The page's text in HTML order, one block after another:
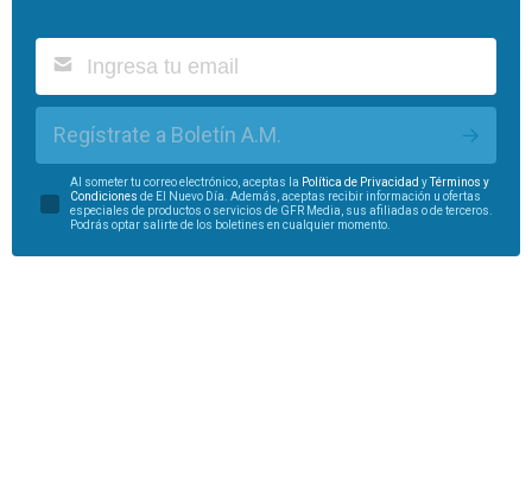
Regístrate a Boletín A.M.
Al someter tu correo electrónico, aceptas la Política de Privacidad yTérminos y
Condiciones de El Nuevo Día. Además, aceptas recibir información u ofertas
especiales de productos o servicios de GFR Media, sus afiliadas o de terceros.
Podrás optar salirte de los boletines en cualquier momento.